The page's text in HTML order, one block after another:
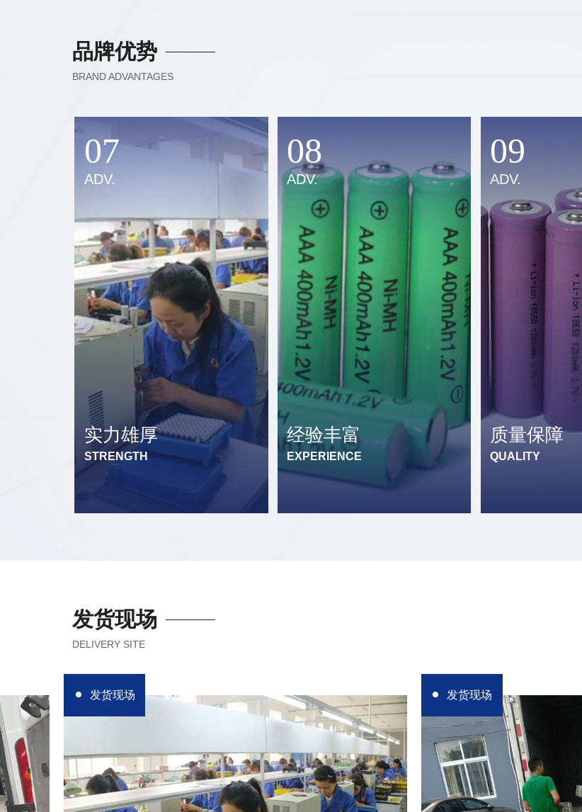
品牌优势
BRAND ADVANTAGES
07
ADV.
实力雄厚
STRENGTH
08
ADV.
经验丰富
EXPERIENCE
09
ADV.
质量保障
QUALITY
发货现场
DELIVERY SITE
发货现场 发